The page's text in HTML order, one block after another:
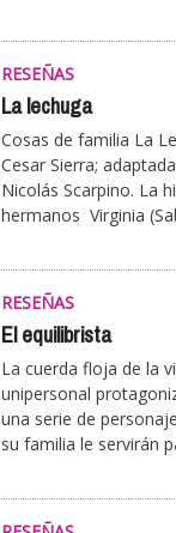
RESEÑAS
La lechuga
Cosas de familia La
Cesar Sierra;
Nicolás Scarpino. La
hermanos Virginia
RESEÑAS
El equilibrista
La cuerda floja de la
unipersonal
una serie de
su familia le servirán